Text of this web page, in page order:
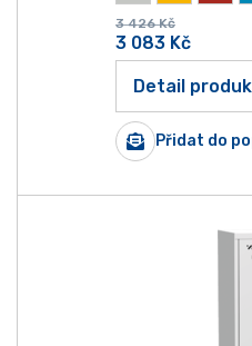
3 426 Kč
3 083 Kč
Detail
Přidat do